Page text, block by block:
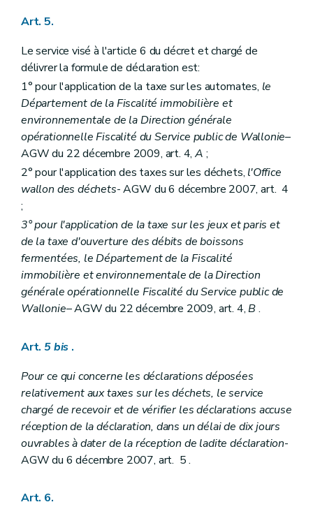
Art. 5.
Le service visé à l'article 6 du décret et chargé de
délivrer la formule de déclaration est:
1° pour l'application de la taxe sur les automates, le
Département de la Fiscalité immobilière et
environnementale de la Direction générale
opérationnelle Fiscalité du Service public de Wallonie–
AGW du 22 décembre 2009, art. 4,A ;
2° pour l'application des taxes sur les déchets, l'Office
wallon des déchets- AGW du 6 décembre 2007, art. 4
;
3° pour l'application de la taxe sur les jeux et paris et
de la taxe d'ouverture des débits de boissons
fermentées, le Département de la Fiscalité
immobilière et environnementale de la Direction
générale opérationnelle Fiscalité du Service public de
Wallonie– AGW du 22 décembre 2009, art. 4,B.
Art. 5bis .
Pour ce qui concerne les déclarations déposées
relativement aux taxes sur les déchets, le service
chargé de recevoir et de vérifier les déclarations accuse
réception de la déclaration, dans un délai de dix jours
ouvrables à dater de la réception de ladite déclaration-
AGW du 6 décembre 2007, art. 5 .
Art. 6.